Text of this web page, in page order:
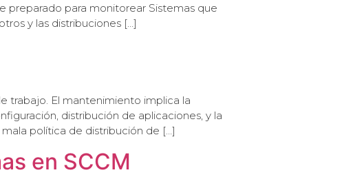
preparado para monitorear Sistemas que
y las distribuciones […]
trabajo. El mantenimiento implica la
distribución de aplicaciones, y la
política de distribución de […]
en SCCM